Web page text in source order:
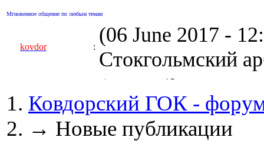
Мгновенное общение по любым темам
kovdor :
(06 June 2017 -
Стокгольмский
kovdor
(05 April 2017 -
пустили
(04 March 2017 -
Ковдорский ГОК -
→ Новые публикации